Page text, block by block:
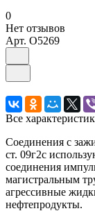
0
Нет отзывов
Арт. O5269
Все
Соединения с
ст. 09г2с
соединения
магистральным
агрессивные
нефтепродукты.